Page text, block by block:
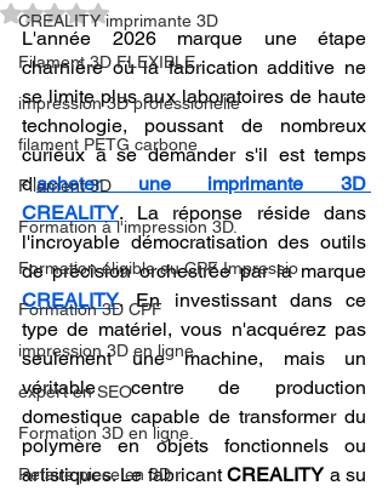
CREALITY imprimante 3D
Filament 3D FLEXIBLE
impression 3D professionelle
filament PETG carbone
Filament 3D
Formation à l'impression 3D.
Formation éligible au CPF Impressio
Formation 3D CPF
impression 3D en ligne
expert en SEO
Formation 3D en ligne.
Refaire piece en 3D
Noté NaN étoiles sur 5.
L'année 2026 marque une étape
charnière où la fabrication additive ne
se limite plus aux laboratoires de haute
technologie, poussant de nombreux
curieux à se demander s'il est temps
d'acheter une imprimante 3D
CREALITY. La réponse réside dans
l'incroyable démocratisation des outils
CREALITY. En investissant dans ce
type de matériel, vous n'acquérez pas
seulement une machine, mais un
véritable centre de production
domestique capable de transformer du
polymère en objets fonctionnels ou
artistiques. Le fabricant CREALITY a su